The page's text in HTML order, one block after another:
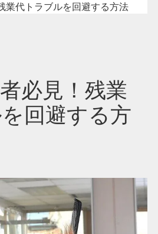
業代トラブルを回避する方法
必見！残業
回避する方